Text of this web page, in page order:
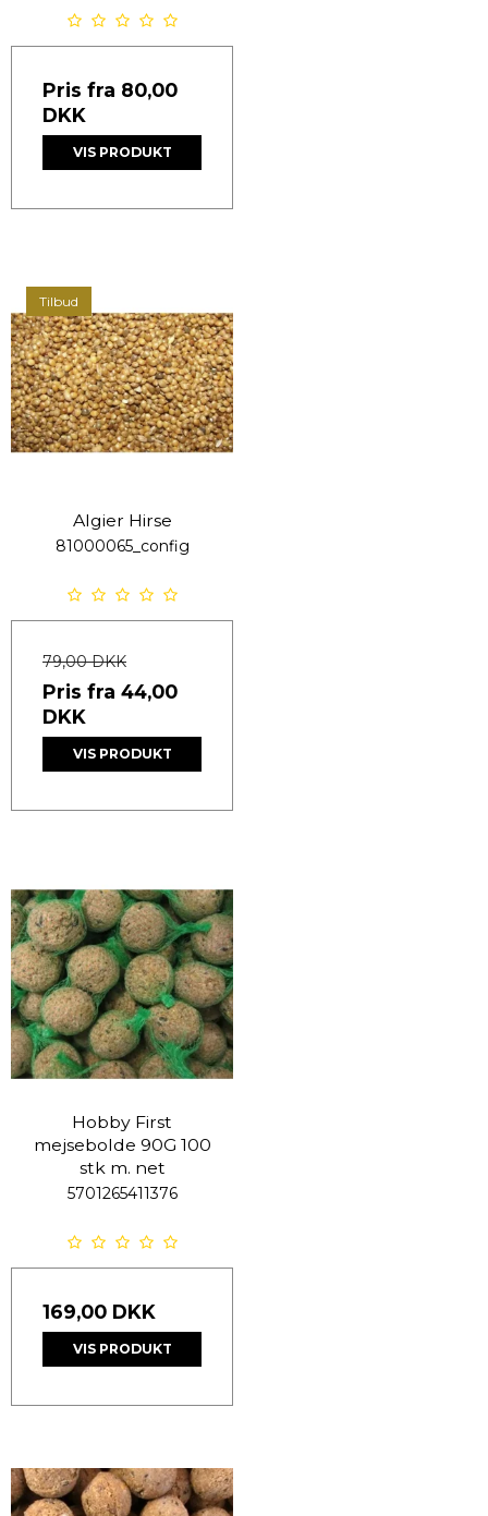
Pris fra 80,00
DKK
VIS PRODUKT
Tilbud
Algier Hirse
81000065_config
79,00 DKK
Pris fra 44,00
DKK
VIS PRODUKT
Hobby First
mejsebolde 90G 100
stk m. net
5701265411376
169,00 DKK
VIS PRODUKT